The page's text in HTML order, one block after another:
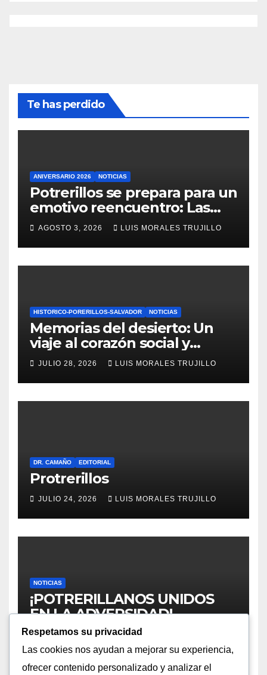
Te has perdido
ANIVERSARIO 2026 NOTICIAS
Potrerillos se prepara para un
emotivo reencuentro: Las
comunidades potrerillanas
celebran 108 años de historia
y memoria
AGOSTO 3, 2026 LUIS MORALES TRUJILLO
HISTORICO-PORERILLOS-SALVADOR NOTICIAS
Memorias del desierto: Un
viaje al corazón social y
ambiental de Potrerillos en
Paleobar
JULIO 28, 2026 LUIS MORALES TRUJILLO
DR. CAMAÑO EDITORIAL
Protrerillos
JULIO 24, 2026 LUIS MORALES TRUJILLO
NOTICIAS
¡POTRERILLANOS UNIDOS
EN LA ADVERSIDAD!
LLAMADO URGENTE A
REGISTRARSE TRAS LA
CATÁSTROFE CLIMÁTICA EN
JULIO 20, 2026 LUIS MORALES TRUJILLO
Respetamos su privacidad
Las cookies nos ayudan a mejorar su experiencia,
ofrecer contenido personalizado y analizar el